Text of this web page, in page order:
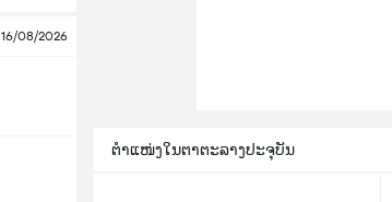
16/08/2026
ຕຳແໜ່ງໃນຕາຕະລາງປະຈຸບັນ